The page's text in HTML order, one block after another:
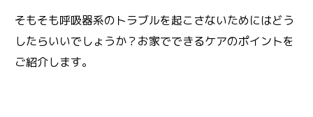
そもそも呼吸器系のトラブルを起こさないためにはどう
したらいいでしょうか？お家でできるケアのポイントを
ご紹介します。